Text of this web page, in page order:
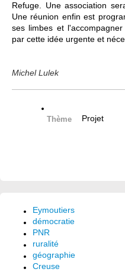
Refuge. Une association
Une réunion enfin est
ses limbes et
par cette idée urgente et
Michel Lulek
Thème Projet
Eymoutiers
démocratie
PNR
ruralité
géographie
Creuse